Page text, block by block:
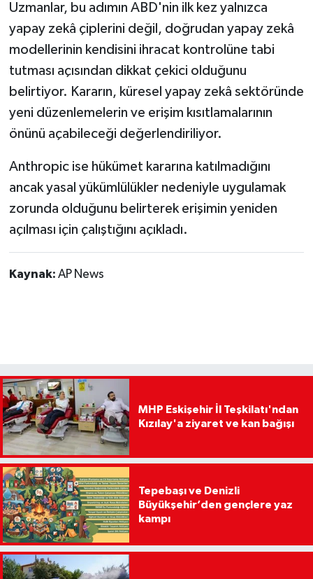
Uzmanlar, bu adımın ABD'nin ilk kez yalnızca
yapay zekâ çiplerini değil, doğrudan yapay zekâ
modellerinin kendisini ihracat kontrolüne tabi
tutması açısından dikkat çekici olduğunu
belirtiyor. Kararın, küresel yapay zekâ sektöründe
yeni düzenlemelerin ve erişim kısıtlamalarının
önünü açabileceği değerlendiriliyor.
Anthropic ise hükümet kararına katılmadığını
ancak yasal yükümlülükler nedeniyle uygulamak
zorunda olduğunu belirterek erişimin yeniden
açılması için çalıştığını açıkladı.
Kaynak: AP News
MHP Eskişehir İl Teşkilatı'ndan
Kızılay'a ziyaret ve kan bağışı
Tepebaşı ve Denizli
Büyükşehir’den gençlere yaz
kampı